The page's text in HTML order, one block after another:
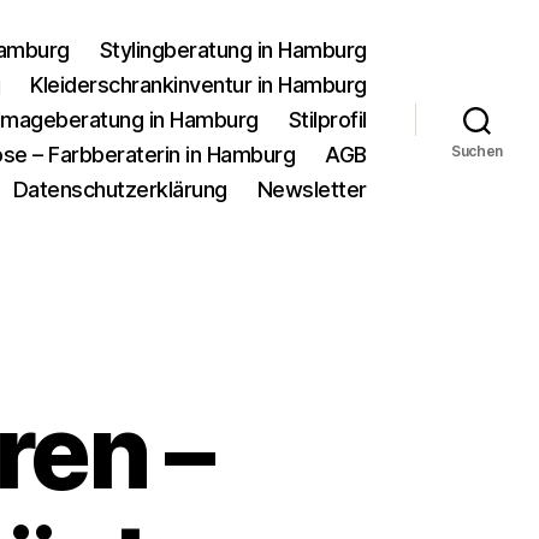
Stylingberatung in Hamburg
Kleiderschrankinventur in Hamburg
in Hamburg
Stilprofil
– Farbberaterin in Hamburg
AGB
Datenschutzerklärung Newsletter
Suchen
–